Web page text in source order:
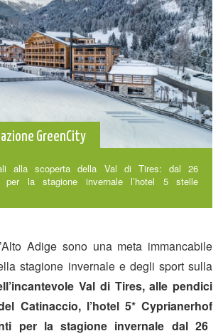
GreenCity
alla scoperta della Val di Tires: dal 26
per la stagione invernale l’hotel 5 stelle
Adige sono una meta immancabile
stagione invernale e degli sport sulla
Val di Tires, alle pendici
Catinaccio, l’hotel 5* Cyprianerhof
per la stagione invernale dal 26